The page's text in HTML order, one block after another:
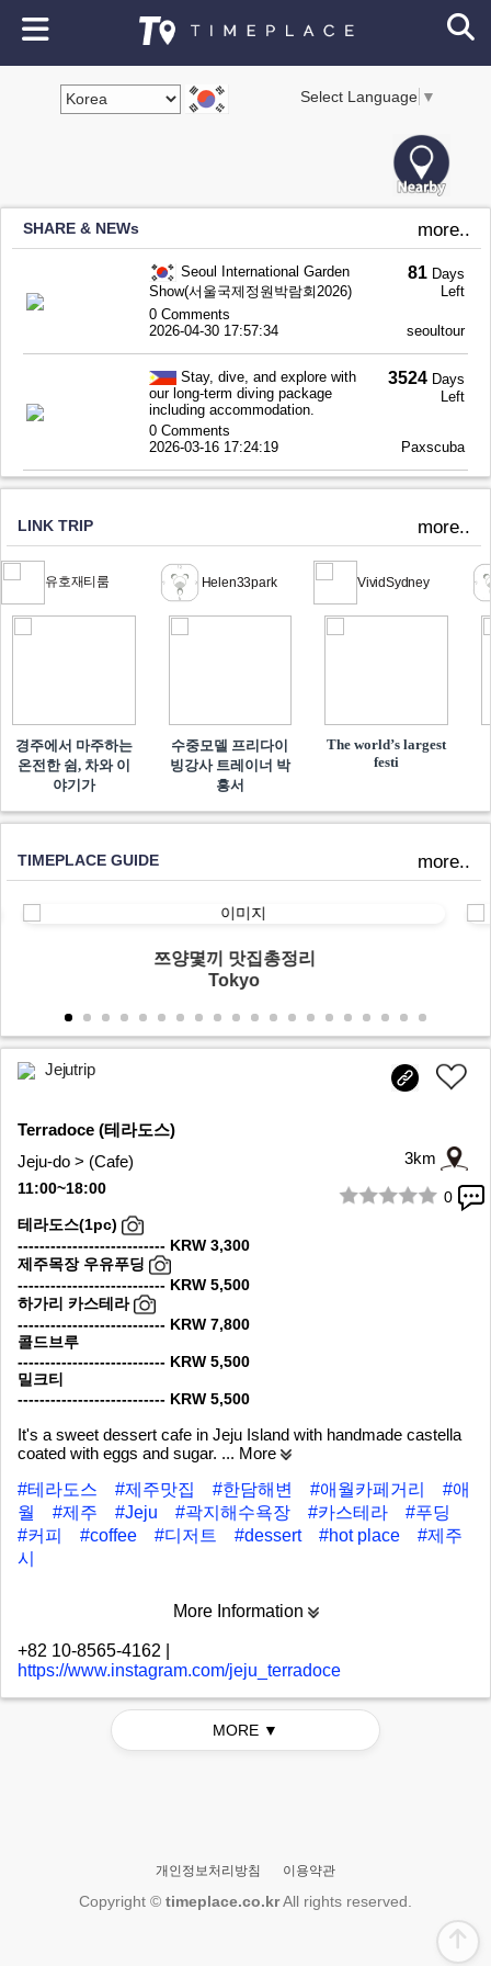
Select Language ▼
SHARE & NEWs more..
Seoul International Garden
Show(서울국제정원박람회2026)
81 Days
Left
0 Comments
2026-04-30 17:57:34
seoultour
Stay, dive, and explore with
our long-term diving package
including accommodation.
3524 Days
Left
0 Comments
2026-03-16 17:24:19
Paxscuba
LINK TRIP more..
유호재티룸
경주에서 마주하는
온전한 쉼, 차와 이
야기가
Helen33park
수중모델 프리다이
빙강사 트레이너 박
흥서
VividSydney
The world’s largest
festi
TIMEPLACE GUIDE more..
쯔양몇끼 맛집총정리
Tokyo
Jejutrip
Terradoce (테라도스)
Jeju-do > (Cafe)
3km
1/10
0
11:00~18:00
테라도스(1pc)
--------------------------- KRW 3,300
제주목장 우유푸딩
--------------------------- KRW 5,500
하가리 카스테라
--------------------------- KRW 7,800
콜드브루
--------------------------- KRW 5,500
밀크티
--------------------------- KRW 5,500
It's a sweet dessert cafe in Jeju Island with handmade castella
coated with eggs and sugar. ... More
#테라도스
#제주맛집 #한담해변 #애월카페거리
#애
월
#제주 #Jeju #곽지해수욕장 #카스테라
#푸딩
#커피
#coffee #디저트 #dessert #hot place
#제주
시
More Information
+82 10-8565-4162
https://www.instagram.com/jeju_terradoce
MORE ▼
개인정보처리방침 이용약관
Copyright © timeplace.co.krAll rights reserved.